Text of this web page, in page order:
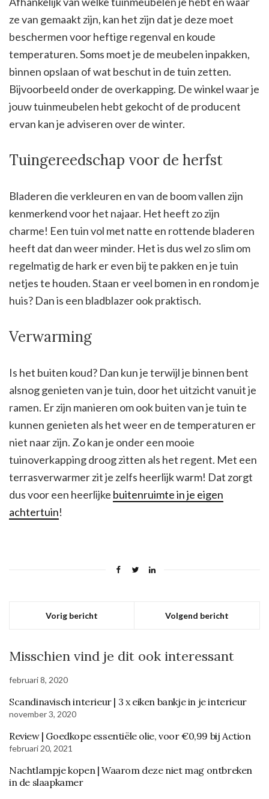
ze van gemaakt zijn, kan het zijn dat je deze moet
beschermen voor heftige regenval en koude
temperaturen. Soms moet je de meubelen inpakken,
binnen opslaan of wat beschut in de tuin zetten.
Bijvoorbeeld onder de overkapping. De winkel waar je
jouw tuinmeubelen hebt gekocht of de producent
ervan kan je adviseren over de winter.
Tuingereedschap voor de herfst
Bladeren die verkleuren en van de boom vallen zijn
kenmerkend voor het najaar. Het heeft zo zijn
charme! Een tuin vol met natte en rottende bladeren
heeft dat dan weer minder. Het is dus wel zo slim om
regelmatig de hark er even bij te pakken en je tuin
netjes te houden. Staan er veel bomen in en rondom je
huis? Dan is een bladblazer ook praktisch.
Verwarming
Is het buiten koud? Dan kun je terwijl je binnen bent
alsnog genieten van je tuin, door het uitzicht vanuit je
ramen. Er zijn manieren om ook buiten van je tuin te
kunnen genieten als het weer en de temperaturen er
niet naar zijn. Zo kan je onder een mooie
tuinoverkapping droog zitten als het regent. Met een
terrasverwarmer zit je zelfs heerlijk warm! Dat zorgt
dus voor een heerlijke buitenruimte in je eigen
achtertuin!
Vorig bericht Volgend bericht
Misschien vind je dit ook interessant
februari 8, 2020
Scandinavisch interieur | 3 x eiken bankje in je interieur
november 3, 2020
Review | Goedkope essentiële olie, voor €0,99 bij Action
februari 20, 2021
Nachtlampje kopen | Waarom deze niet mag ontbreken
in de slaapkamer